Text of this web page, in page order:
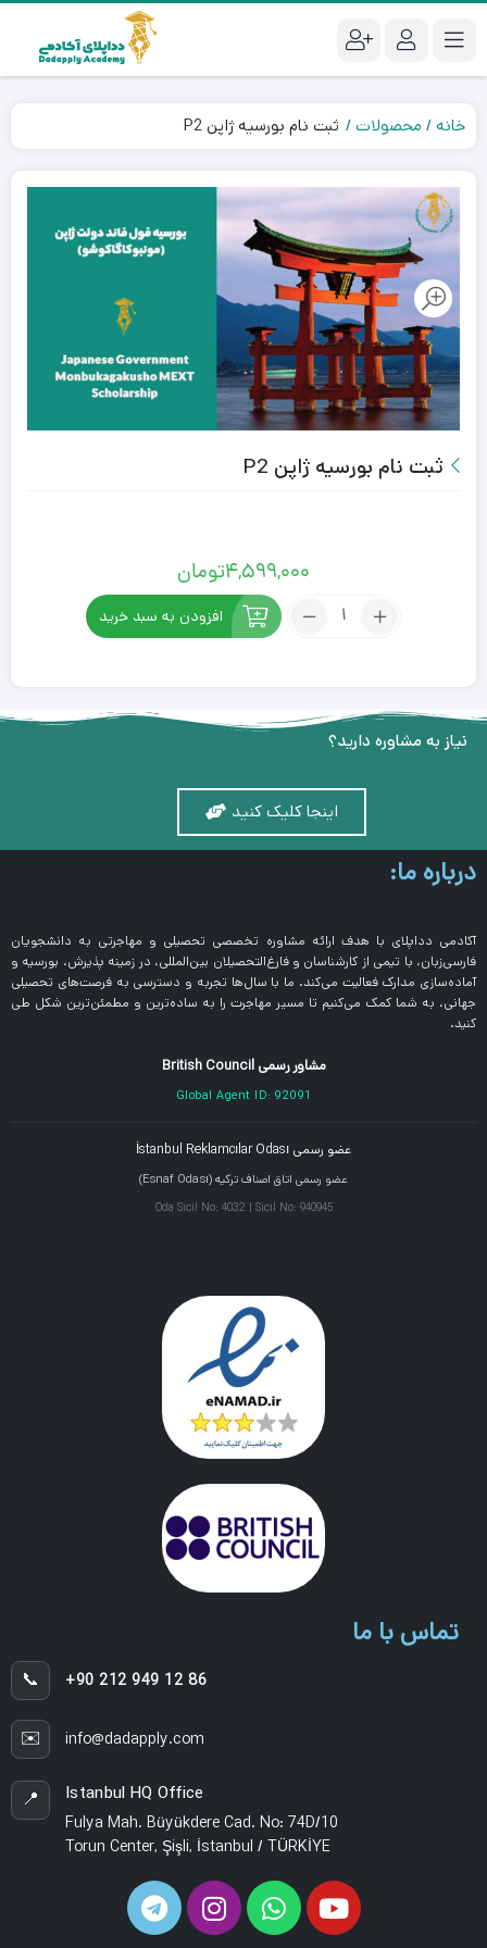
خانه محصولات ثبت نام بورسیه ژاپن​ P2
ثبت نام بورسیه ژاپن​ P2
4,599,000تومان
افزودن به سبد خرید
نیاز به مشاوره دارید؟
اینجا کلیک کنید
درباره ما:
آکادمی دداپلای با هدف ارائه مشاوره تخصصی تحصیلی و مهاجرتی به دانشجویان
فارسی‌زبان، با تیمی از کارشناسان و فارغ‌التحصیلان بین‌المللی، در زمینه پذیرش، بورسیه و
آماده‌سازی مدارک فعالیت می‌کند. ما با سال‌ها تجربه و دسترسی به فرصت‌های تحصیلی
جهانی، به شما کمک می‌کنیم تا مسیر مهاجرت را به ساده‌ترین و مطمئن‌ترین شکل طی
کنید.
مشاور رسمی British Council
Global Agent ID: 92091
عضو رسمی İstanbul Reklamcılar Odası
عضو رسمی اتاق اصناف ترکیه (Esnaf Odası)
Oda Sicil No: 4032 | Sicil No: 940945
تماس با ما
📞 +90 212 949 12 86
✉️ info@dadapply.com
📍 Istanbul HQ Office
Fulya Mah. Büyükdere Cad. No: 74D/10
Torun Center, Şişli, İstanbul / TÜRKİYE